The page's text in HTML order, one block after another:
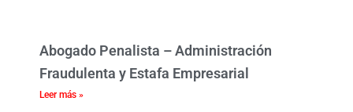
Abogado Penalista – Administración
Fraudulenta y Estafa Empresarial
Leer más »